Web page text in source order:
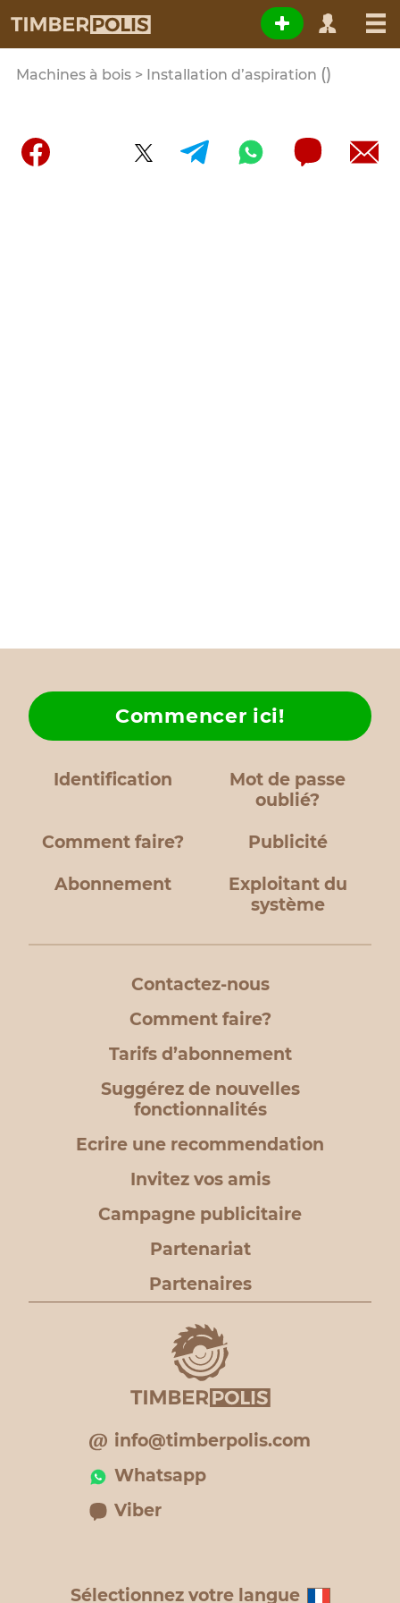
Machines à bois > Installation d’aspiration ()
Identification
Mot de passe
oublié?
Comment faire?
Commencer ici!
Publicité
Abonnement
Exploitant du
système
Contactez-nous
Comment faire?
Tarifs d’abonnement
Suggérez de nouvelles
fonctionnalités
Ecrire une recommendation
Invitez vos amis
Campagne publicitaire
Partenariat
Partenaires
info@timberpolis.com
Whatsapp
Viber
Sélectionnez votre langue